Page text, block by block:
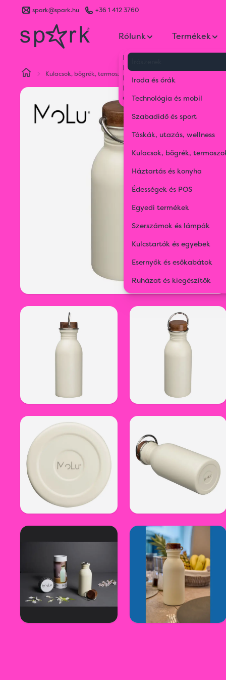
spark@spark.hu +36 1 412 3760
Rólunk
Kik vagyunk
Kapcsolat
Blog
Karrier
Gyakran Ismételt Kérdések
Termékek
Iroda és órák
Technológia és mobil
Szabadidő és sport
Táskák, utazás, wellness
Kulacsok, bögrék,
Háztartás és konyha
Édességek és POS
Egyedi termékek
Szerszámok és lámpák
Kulcstartók és egyebek
Esernyők és esőkabátok
Ruházat és kiegészítők
Kulacsok, bögrék, termoszok